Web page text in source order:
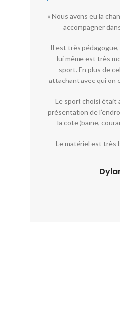
« Nous avons eu la
accompagner
Il est très
lui même est très
sport. En plus de
attachant avec qui on
Le sport choisi était
présentation de
la côte (baïne,
Le matériel est très